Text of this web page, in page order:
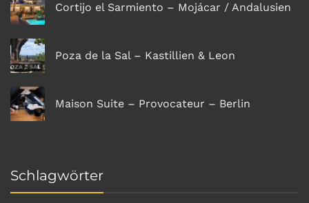
Cortijo el Sarmiento – Mojácar / Andalusien
Poza de la Sal – Kastillien & Leon
Maison Suite – Provocateur – Berlin
Schlagwörter